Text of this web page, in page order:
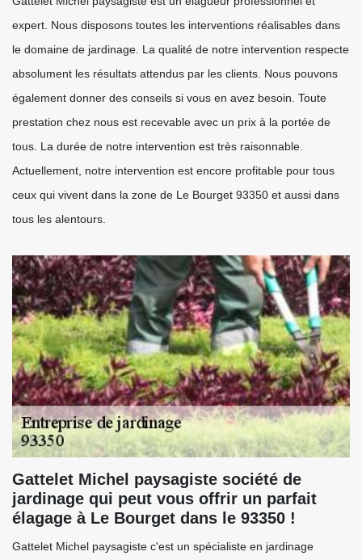
expert. Nous disposons toutes les interventions réalisables dans
le domaine de jardinage. La qualité de notre intervention respecte
absolument les résultats attendus par les clients. Nous pouvons
également donner des conseils si vous en avez besoin. Toute
prestation chez nous est recevable avec un prix à la portée de
tous. La durée de notre intervention est très raisonnable.
Actuellement, notre intervention est encore profitable pour tous
ceux qui vivent dans la zone de Le Bourget 93350 et aussi dans
tous les alentours.
Gattelet Michel paysagiste société de
jardinage qui peut vous offrir un parfait
élagage à Le Bourget dans le 93350 !
Gattelet Michel paysagiste c'est un spécialiste en jardinage